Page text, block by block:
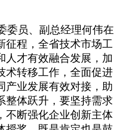
委员、副总经理何伟在
征程，全省技术市场工
人才有效融合发展，加
术转移工作，全面促进
产业发展有效对接，助
整体跃升，要坚持需求
不断强化企业创新主体